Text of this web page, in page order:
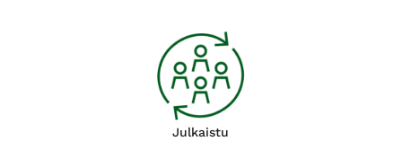
Julkaistu